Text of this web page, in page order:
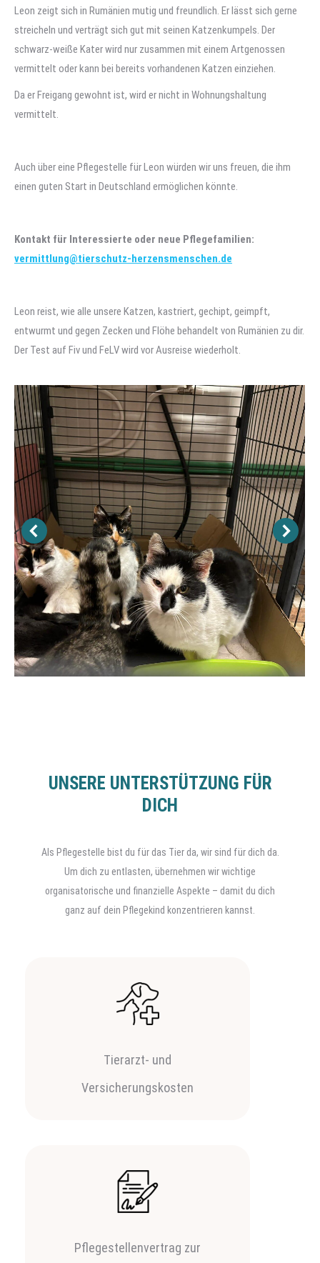
Leon zeigt sich in Rumänien mutig und freundlich. Er lässt sich gerne
streicheln und verträgt sich gut mit seinen Katzenkumpels. Der
schwarz-weiße Kater wird nur zusammen mit einem Artgenossen
vermittelt oder kann bei bereits vorhandenen Katzen einziehen.
Da er Freigang gewohnt ist, wird er nicht in Wohnungshaltung
vermittelt.
Auch über eine Pflegestelle für Leon würden wir uns freuen, die ihm
einen guten Start in Deutschland ermöglichen könnte.
Kontakt für Interessierte oder neue Pflegefamilien:
vermittlung@tierschutz-herzensmenschen.de
Leon reist, wie alle unsere Katzen, kastriert, gechipt, geimpft,
entwurmt und gegen Zecken und Flöhe behandelt von Rumänien zu dir.
Der Test auf Fiv und FeLV wird vor Ausreise wiederholt.
UNSERE UNTERSTÜTZUNG FÜR
DICH
Als Pflegestelle bist du für das Tier da, wir sind für dich da.
Um dich zu entlasten, übernehmen wir wichtige
organisatorische und finanzielle Aspekte – damit du dich
ganz auf dein Pflegekind konzentrieren kannst.
Tierarzt- und
Versicherungskosten
Pflegestellenvertrag zur